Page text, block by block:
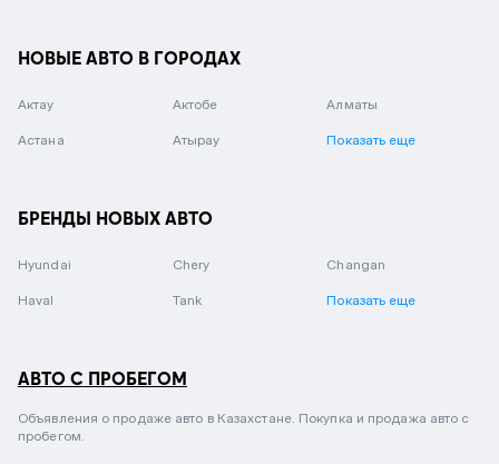
НОВЫЕ АВТО В ГОРОДАХ
Актау Актобе Алматы
Астана Атырау Показать еще
БРЕНДЫ НОВЫХ АВТО
Hyundai Chery Changan
Haval Tank Показать еще
АВТО С ПРОБЕГОМ
Объявления о продаже авто в Казахстане. Покупка и продажа авто с
пробегом.